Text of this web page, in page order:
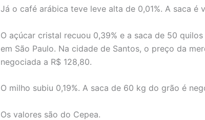
Já o café arábica teve leve alta de 0,01%. A saca é
O açúcar cristal recuou 0,39% e a saca de 50
em São Paulo. Na cidade de Santos, o preço da
negociada a R$ 128,80.
O milho subiu 0,19%. A saca de 60 kg do grão é
Os valores são do Cepea.